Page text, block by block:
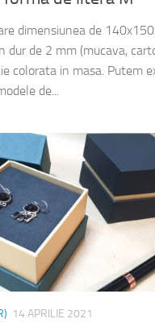
dimensiunea de
dur de 2 mm (mucava,
colorata in masa. Putem
de...
14 APRILIE 2021